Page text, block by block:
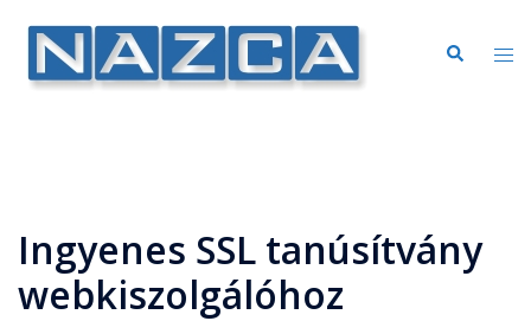
Ingyenes SSL tanúsítvány
webkiszolgálóhoz